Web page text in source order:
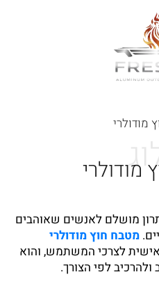
מודולרי
מודולרי
מושלם לאנשים שאוהבים
מטבח חוץ מודולרי
לצרכי המשתמש, והוא
לפי הצורך.